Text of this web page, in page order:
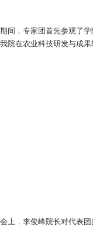
问期间，专家团首先参
对我院在农业科技研发